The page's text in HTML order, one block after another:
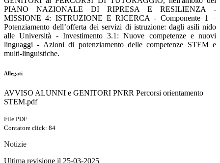
PIANO NAZIONALE DI RIPRESA E RESILIENZA -
MISSIONE 4: ISTRUZIONE E RICERCA - Componente 1 –
Potenziamento dell’offerta dei servizi di istruzione: dagli asili nido
alle Università - Investimento 3.1: Nuove competenze e nuovi
linguaggi - Azioni di potenziamento delle competenze STEM e
multi-linguistiche.
Allegati
AVVISO ALUNNI e GENITORI PNRR Percorsi orientamento
STEM.pdf
File PDF
Contatore click: 84
Notizie
Ultima revisione il 25-03-2025